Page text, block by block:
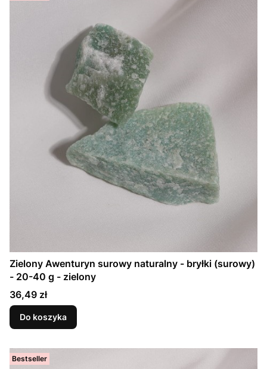
Zielony Awenturyn surowy naturalny - bryłki (surowy)
- 20-40 g - zielony
Cena
36,49 zł
Do koszyka
Bestseller